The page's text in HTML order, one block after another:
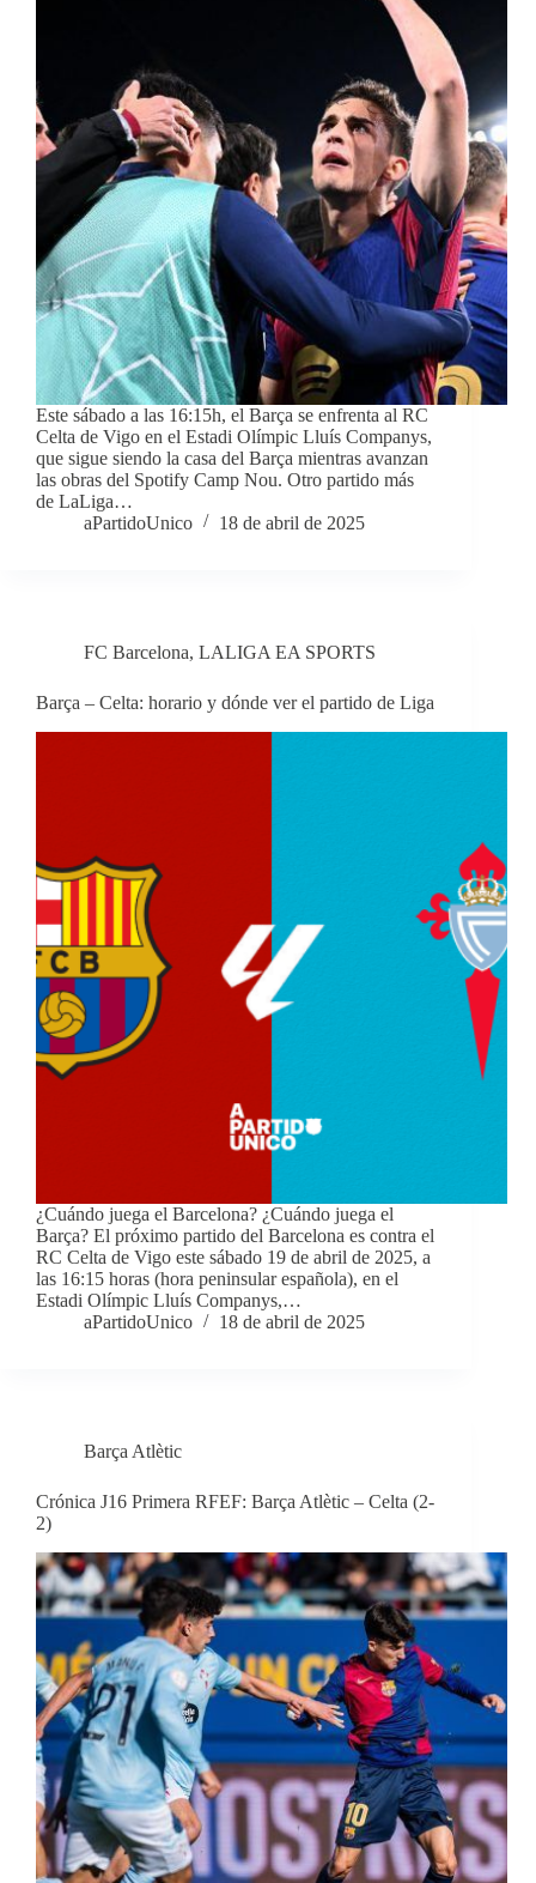
Este sábado a las 16:15h, el Barça se enfrenta al RC
Celta de Vigo en el Estadi Olímpic Lluís Companys,
que sigue siendo la casa del Barça mientras avanzan
las obras del Spotify Camp Nou. Otro partido más
de LaLiga…
aPartidoUnico
18 de abril de 2025
FC Barcelona, LALIGA EA SPORTS
Barça – Celta: horario y dónde ver el partido de Liga
¿Cuándo juega el Barcelona? ¿Cuándo juega el
Barça? El próximo partido del Barcelona es contra el
RC Celta de Vigo este sábado 19 de abril de 2025, a
las 16:15 horas (hora peninsular española), en el
Estadi Olímpic Lluís Companys,…
aPartidoUnico
18 de abril de 2025
Barça Atlètic
Crónica J16 Primera RFEF: Barça Atlètic – Celta (2-
2)